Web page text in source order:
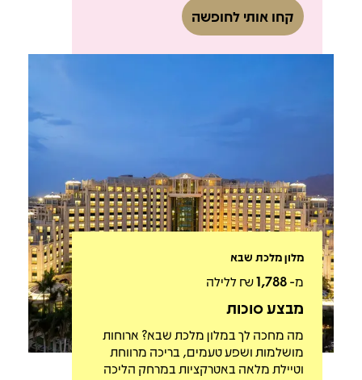
קחו אותי לחופשה
מלון מלכת שבא
מ-1,788₪ ללילה
מבצע סוכות
מה מחכה לך במלון מלכת שבא? ארוחות
מושלמות ושפע טעמים, בריכה מרווחת
וטיילת מלאה באטרקציות במרחק הליכה